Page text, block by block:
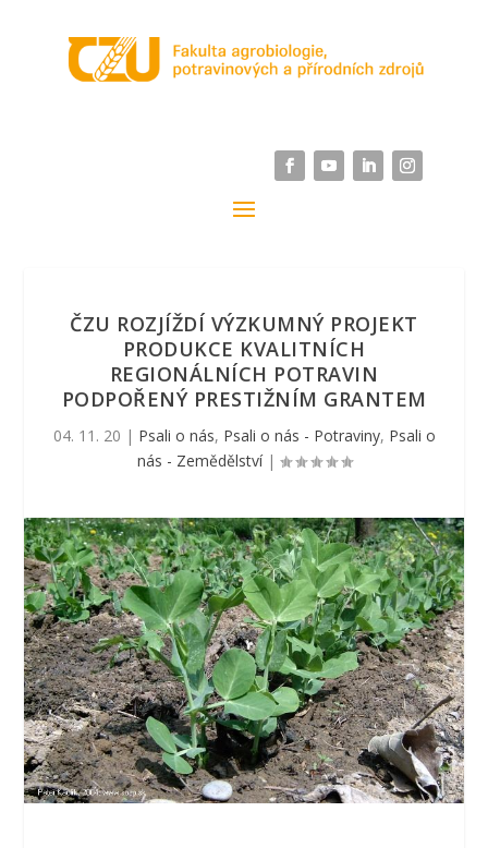
ČZU ROZJÍŽDÍ VÝZKUMNÝ PROJEKT
PRODUKCE KVALITNÍCH
REGIONÁLNÍCH POTRAVIN
PODPOŘENÝ PRESTIŽNÍM GRANTEM
04. 11. 20 | Psali o nás, Psali o nás - Potraviny, Psali o
nás - Zemědělství|